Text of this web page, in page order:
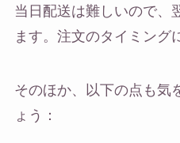
当日配送は難しいので、
ます。注文のタイミング
そのほか、以下の点も気
ょう：